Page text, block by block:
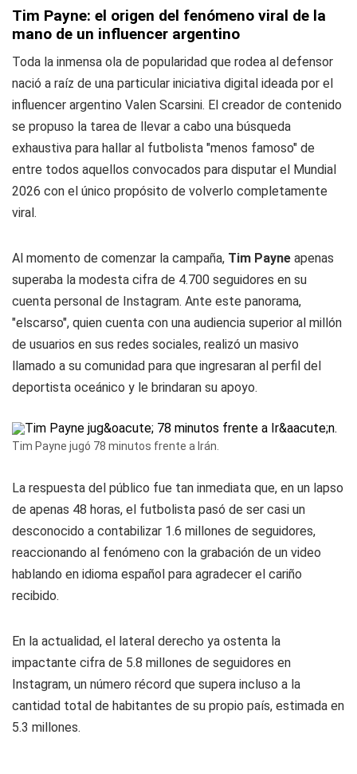
Tim Payne: el origen del fenómeno viral de la
mano de un influencer argentino
Toda la inmensa ola de popularidad que rodea al defensor
nació a raíz de una particular iniciativa digital ideada por el
influencer argentino Valen Scarsini. El creador de contenido
se propuso la tarea de llevar a cabo una búsqueda
exhaustiva para hallar al futbolista "menos famoso" de
entre todos aquellos convocados para disputar el Mundial
2026 con el único propósito de volverlo completamente
viral.
Al momento de comenzar la campaña, Tim Payne apenas
superaba la modesta cifra de 4.700 seguidores en su
cuenta personal de Instagram. Ante este panorama,
"elscarso", quien cuenta con una audiencia superior al millón
de usuarios en sus redes sociales, realizó un masivo
llamado a su comunidad para que ingresaran al perfil del
deportista oceánico y le brindaran su apoyo.
Tim Payne jugó 78 minutos frente a Irán.
La respuesta del público fue tan inmediata que, en un lapso
de apenas 48 horas, el futbolista pasó de ser casi un
desconocido a contabilizar 1.6 millones de seguidores,
reaccionando al fenómeno con la grabación de un video
hablando en idioma español para agradecer el cariño
recibido.
En la actualidad, el lateral derecho ya ostenta la
impactante cifra de 5.8 millones de seguidores en
Instagram, un número récord que supera incluso a la
cantidad total de habitantes de su propio país, estimada en
5.3 millones.